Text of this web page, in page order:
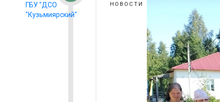
ГБУ "ДСО
"Кузьмиярский"
НОВОСТИ